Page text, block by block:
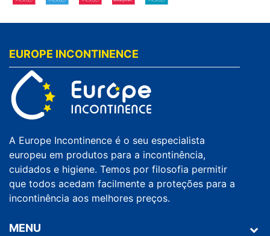
EUROPE INCONTINENCE
A Europe Incontinence é o seu especialista
europeu em produtos para a incontinência,
cuidados e higiene. Temos por filosofia permitir
que todos acedam facilmente a proteções para a
incontinência aos melhores preços.
MENU